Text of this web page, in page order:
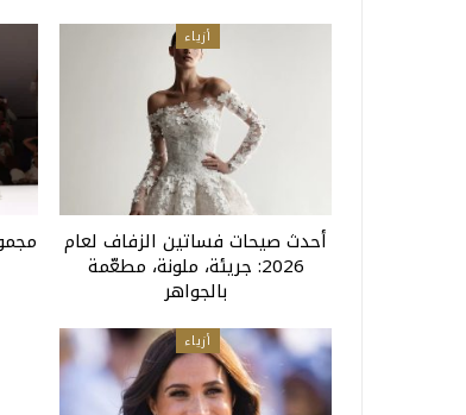
أزياء
أحدث صيحات فساتين الزفاف لعام
2026: جريئة، ملونة، مطعّمة
بالجواهر
أزياء